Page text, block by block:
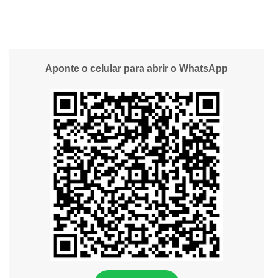
Aponte o celular para abrir o WhatsApp